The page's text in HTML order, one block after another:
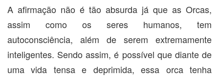
A afirmação não é tão absurda já que as Orcas,
assim como os seres humanos, tem
autoconsciência, além de serem extremamente
inteligentes. Sendo assim, é possível que diante de
uma vida tensa e deprimida, essa orca tenha